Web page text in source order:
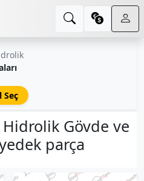
Seç
Gövde ve
parça